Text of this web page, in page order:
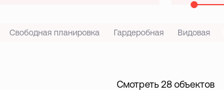
Свободная планировка Гардеробная Видовая
Смотреть 28 объектов